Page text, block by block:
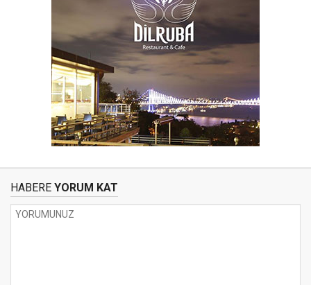
HABERE YORUM KAT